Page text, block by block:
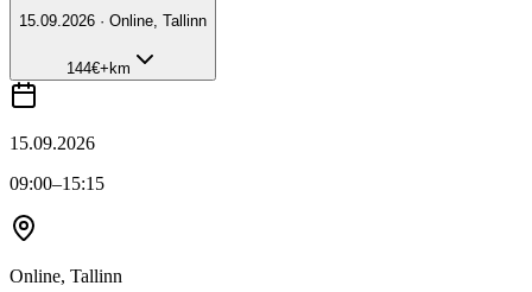
15.09.2026 · Online, Tallinn
144€+km
15.09.2026
09:00–15:15
Online, Tallinn